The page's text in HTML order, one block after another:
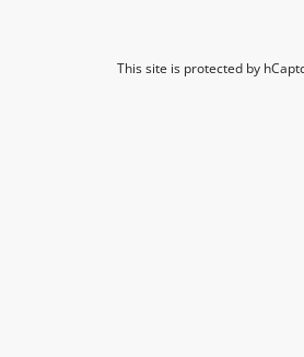
now!
offers, new gourmet products and
This site is protected by